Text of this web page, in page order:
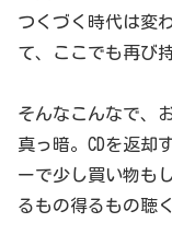
つくづく時代は変
て、ここでも再び
そんなこんなで、
真っ暗。CDを返却
ーで少し買い物も
るもの得るもの聴